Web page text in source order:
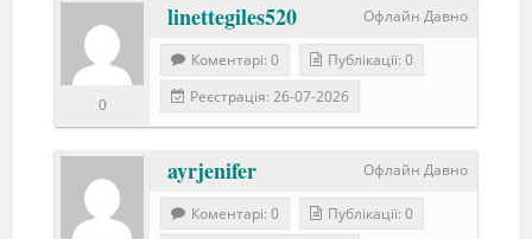
Офлайн Давно
linettegiles520
0
Коментарі: 0
Публікації: 0
Реєстрація: 26-07-2026
Офлайн Давно
ayrjenifer
Коментарі: 0
Публікації: 0